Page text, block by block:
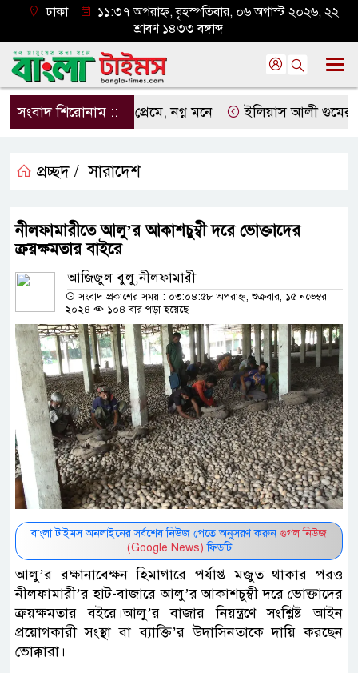
ঢাকা
১১:৩৭ অপরাহ্ন, বৃহস্পতিবার, ০৬ অগাস্ট ২০২৬, ২২
শ্রাবণ ১৪৩৩ বঙ্গাব্দ
সংবাদ শিরোনাম ::নগ্ন প্রেমে, নগ্ন মনে ইলিয়াস আলী গুমের ঘটনা
প্রচ্ছদ / সারাদেশ
নীলফামারীতে আলু’র আকাশচুম্বী দরে ভোক্তাদের
ক্রয়ক্ষমতার বাইরে
আজিজুল বুলু,নীলফামারী
সংবাদ প্রকাশের সময় : ০৩:০৪:৫৮ অপরাহ্ন, শুক্রবার, ১৫ নভেম্বর
২০২৪
১০৪ বার পড়া হয়েছে
বাংলা টাইমস অনলাইনের সর্বশেষ নিউজ পেতে অনুসরণ করুন গুগল নিউজ
(Google News) ফিডটি
আলু’র রক্ষানাবেক্ষন হিমাগারে পর্যাপ্ত মজুত থাকার পরও
নীলফামারী’র হাট-বাজারে আলু’র আকাশচুম্বী দরে ভোক্তাদের
ক্রয়ক্ষমতার বইরে।আলু’র বাজার নিয়ন্ত্রণে সংশ্লিষ্ট আইন
প্রয়োগকারী সংস্থা বা ব্যাক্তি’র উদাসিনতাকে দায়ি করছেন
ভোক্কারা।